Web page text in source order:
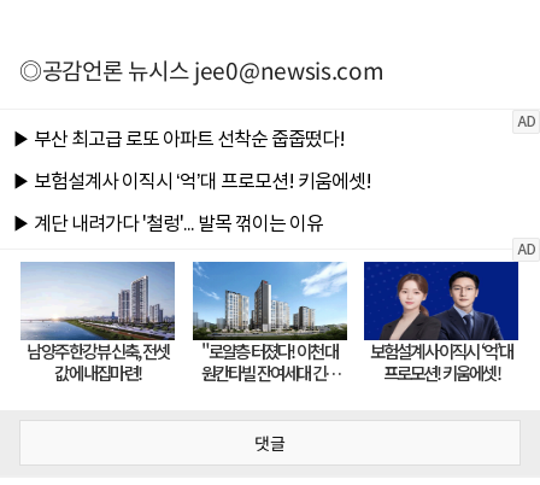
◎공감언론 뉴시스jee0@newsis.com
댓글